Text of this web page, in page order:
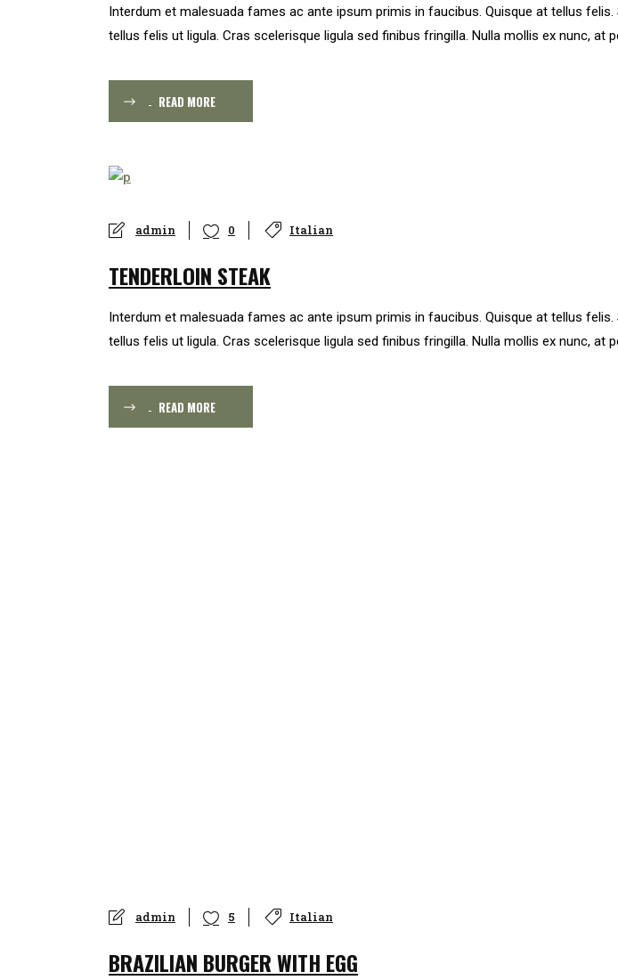
Interdum et malesuada fames ac ante ipsum primis in faucibus. Quisque at tellus
tellus felis ut ligula. Cras scelerisque ligula sed finibus fringilla. Nulla mollis ex nunc, at
READ MORE
admin 0 Italian
TENDERLOIN STEAK
Interdum et malesuada fames ac ante ipsum primis in faucibus. Quisque at tellus
tellus felis ut ligula. Cras scelerisque ligula sed finibus fringilla. Nulla mollis ex nunc, at
READ MORE
admin 5 Italian
BRAZILIAN BURGER WITH EGG